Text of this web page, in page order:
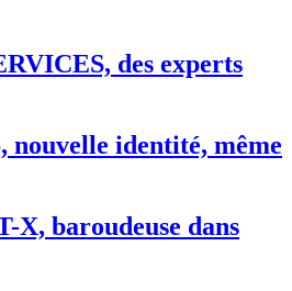
des experts
nouvelle identité, même
X, baroudeuse dans